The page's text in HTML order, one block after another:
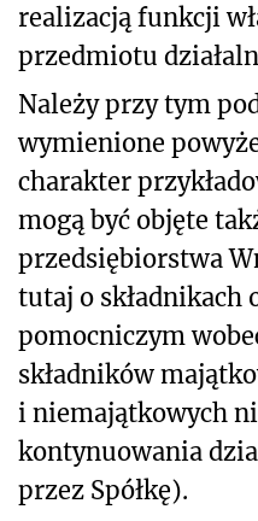
realizacją funkcji
przedmiotu
Należy przy tym
wymienione
charakter
mogą być objęte
przedsiębiorstwa
tutaj o składnikach
pomocniczym
składników
i niemajątkowych
kontynuowania
przez Spółkę).